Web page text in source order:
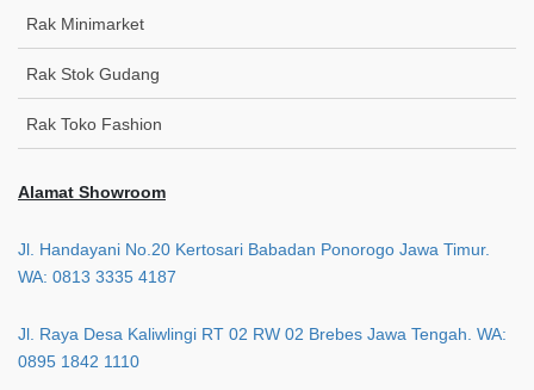
Rak Minimarket
Rak Stok Gudang
Rak Toko Fashion
Alamat Showroom
Jl. Handayani No.20 Kertosari Babadan Ponorogo Jawa Timur.
WA: 0813 3335 4187
Jl. Raya Desa Kaliwlingi RT 02 RW 02 Brebes Jawa Tengah. WA:
0895 1842 1110